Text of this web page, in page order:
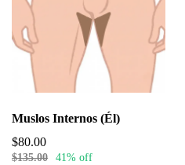
Muslos Internos (Él)
$80.00
$135.00 41% off